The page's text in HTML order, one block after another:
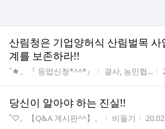
산림청은 기업양허식 산림벌목
계를 보존하라!!
게시판명
˚★。『 등업신청*^^*』 작성자
결사, 농민협...
당신이 알아야 하는 진실!!
게시판명
˚♡。【Q&A 게시판^^】。 작성자
비둘기 작성